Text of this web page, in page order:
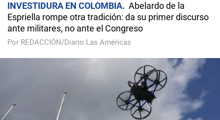
INVESTIDURA EN COLOMBIA
Abelardo de la
Espriella rompe otra tradición: da su primer discurso
ante militares, no ante el Congreso
Por REDACCIÓN/Diario Las Américas